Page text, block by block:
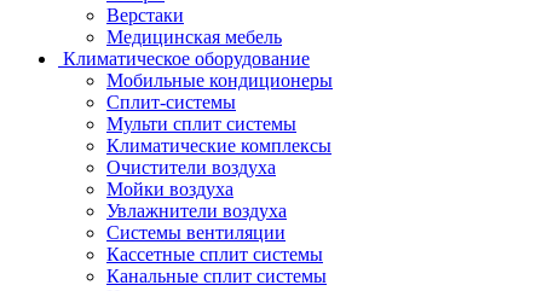
Верстаки
Медицинская мебель
Климатическое оборудование
Мобильные кондиционеры
Сплит-системы
Мульти сплит системы
Климатические комплексы
Очистители воздуха
Мойки воздуха
Увлажнители воздуха
Системы вентиляции
Кассетные сплит системы
Канальные сплит системы